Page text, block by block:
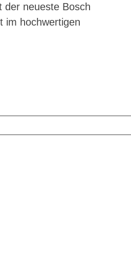
der neueste Bosch
im hochwertigen